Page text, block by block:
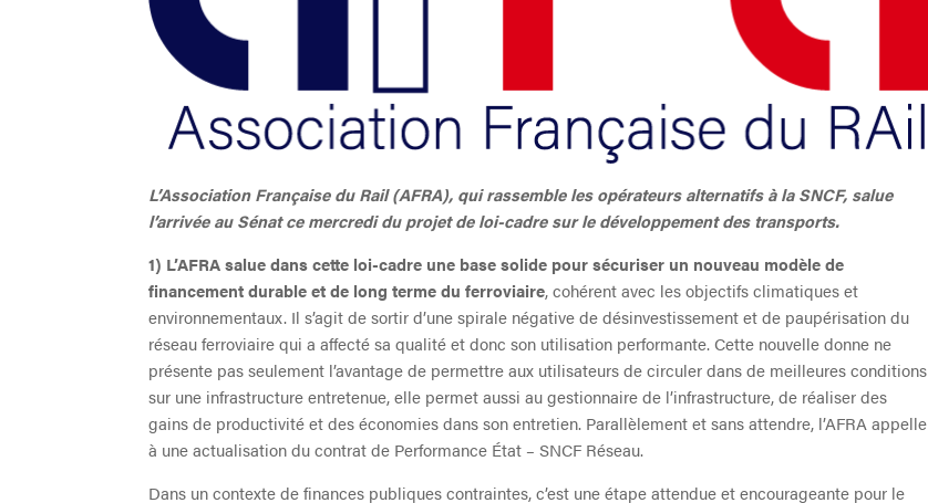
L’Association Française du Rail (AFRA), qui rassemble les opérateurs alternatifs à la SNCF, salue
l’arrivée au Sénat ce mercredi du projet de loi-cadre sur le développement des transports.
1) L’AFRA salue dans cette loi-cadre une base solide pour sécuriser un nouveau modèle de
financement durable et de long terme du ferroviaire, cohérent avec les objectifs climatiques et
environnementaux. Il s’agit de sortir d’une spirale négative de désinvestissement et de paupérisation du
réseau ferroviaire qui a affecté sa qualité et donc son utilisation performante. Cette nouvelle donne ne
présente pas seulement l’avantage de permettre aux utilisateurs de circuler dans de meilleures conditions
sur une infrastructure entretenue, elle permet aussi au gestionnaire de l’infrastructure, de réaliser des
gains de productivité et des économies dans son entretien. Parallèlement et sans attendre, l’AFRA appelle
à une actualisation du contrat de Performance État – SNCF Réseau.
Dans un contexte de finances publiques contraintes, c’est une étape attendue et encourageante pour le